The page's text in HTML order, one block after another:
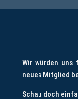
Wir würden uns
neues Mitglied
Schau doch